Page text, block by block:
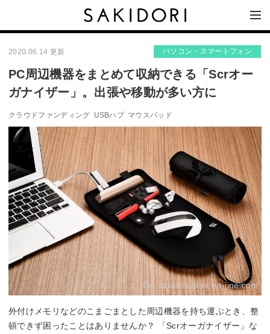
2020.06.14 更新 パソコン・スマートフォン
PC周辺機器をまとめて収納できる「Scrオー
ガナイザー」。出張や移動が多い方に
クラウドファンディング USBハブ マウスパッド
By:sakidoristore.en-jine.com
外付けメモリなどのこまごまとした周辺機器を持ち運ぶとき、整
頓できず困ったことはありませんか？ 「Scrオーガナイザー」な